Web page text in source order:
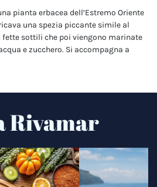
pianta erbacea dell’Estremo Oriente
una spezia piccante simile al
fette sottili che poi viengono marinate
e zucchero. Si accompagna a
Rivamar